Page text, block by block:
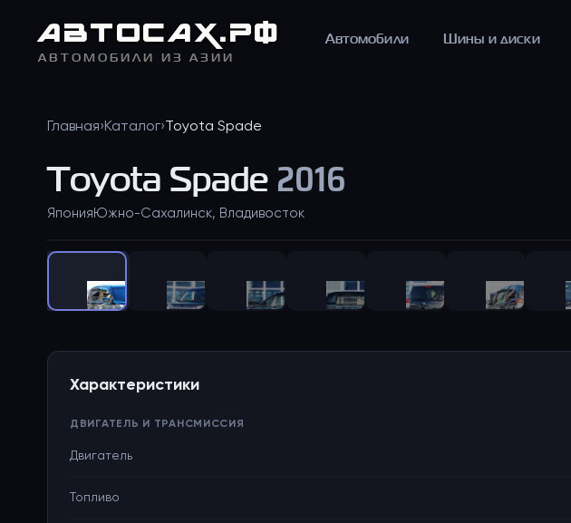
АВТОСАХ.РФ
АВТОМОБИЛИ ИЗ АЗИИ
Автомобили Шины и диски
Главная›Каталог› Toyota Spade
ToyotaSpade2016
Япония Южно-Сахалинск, Владивосток
Характеристики
ДВИГАТЕЛЬ И ТРАНСМИССИЯ
Двигатель
Топливо